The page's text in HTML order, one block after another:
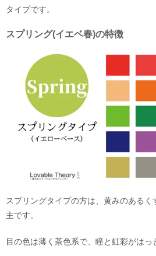
タイプです。
スプリング(イエベ春)の特徴
スプリングタイプの方は、黄みのあるく
主です。
目の色は薄く茶色系で、瞳と虹彩がはっ